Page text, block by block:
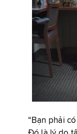
“Bạn phải